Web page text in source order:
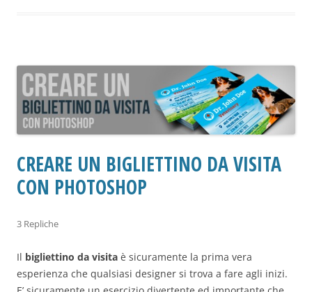
CREARE UN BIGLIETTINO DA VISITA
CON PHOTOSHOP
3 Repliche
Il bigliettino da visita è sicuramente la prima vera
esperienza che qualsiasi designer si trova a fare agli inizi.